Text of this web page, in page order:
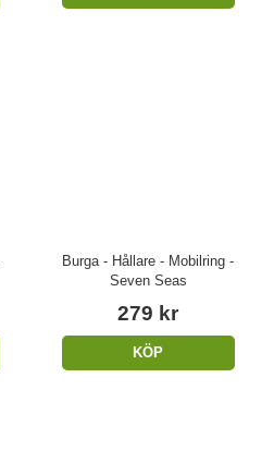
Burga - Hållare - Mobilring -
Seven Seas
279 kr
KÖP